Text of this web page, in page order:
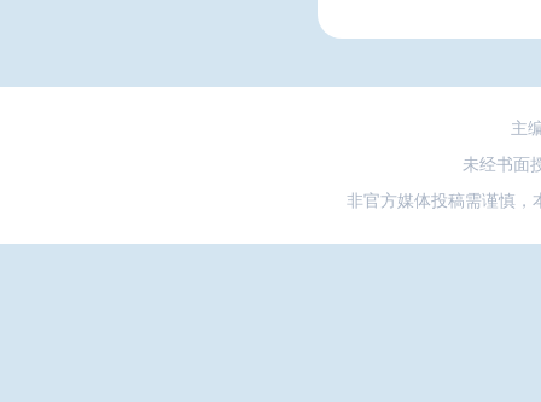
主
未经书面
非官方媒体投稿需谨慎，